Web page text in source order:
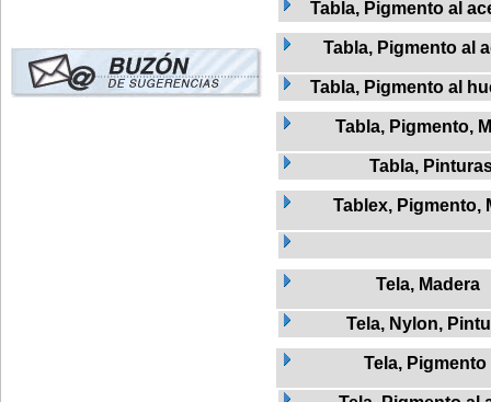
Tabla, Pigmento al
Tabla, Pigmento al
Tabla, Pigmento al
Tabla, Pigmento,
Tabla,
Tablex, Pigmento,
Tela, Madera
Tela, Nylon,
Tela, Pigmento